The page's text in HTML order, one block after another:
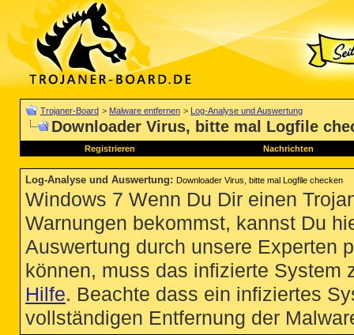
Trojaner-Board > Malware entfernen > Log-Analyse und Auswertung
Downloader Virus, bitte mal Logfile
Registrieren Nachrichten
Log-Analyse und Auswertung: Downloader Virus, bitte mal Logfile checken
Windows 7 Wenn Du Dir einen
Warnungen bekommst, kannst Du
Auswertung durch unsere Experten
können, muss das infizierte System
Hilfe. Beachte dass ein infiziertes
vollständigen Entfernung der